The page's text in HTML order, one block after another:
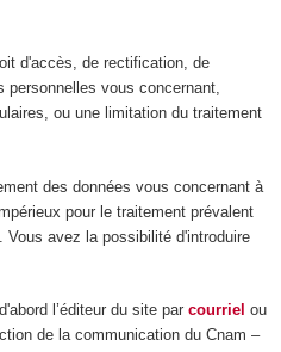
d'accès, de rectification, de
personnelles vous concernant,
ou une limitation du traitement
des données vous concernant à
pour le traitement prévalent
avez la possibilité d'introduire
l’éditeur du site par courriel ou
de la communication du Cnam –